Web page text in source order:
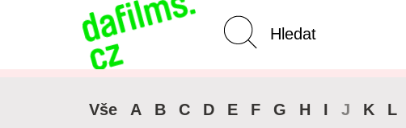
Pokročilé vyhledávání
Vše A B C D E F G H I J K L